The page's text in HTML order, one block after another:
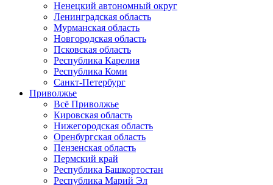
Ненецкий автономный округ
Ленинградская область
Мурманская область
Новгородская область
Псковская область
Республика Карелия
Республика Коми
Санкт-Петербург
Приволжье
Всё Приволжье
Кировская область
Нижегородская область
Оренбургская область
Пензенская область
Пермский край
Республика Башкортостан
Республика Марий Эл